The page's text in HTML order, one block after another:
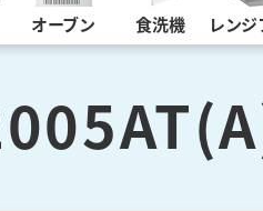
オーブン 食洗機 レン